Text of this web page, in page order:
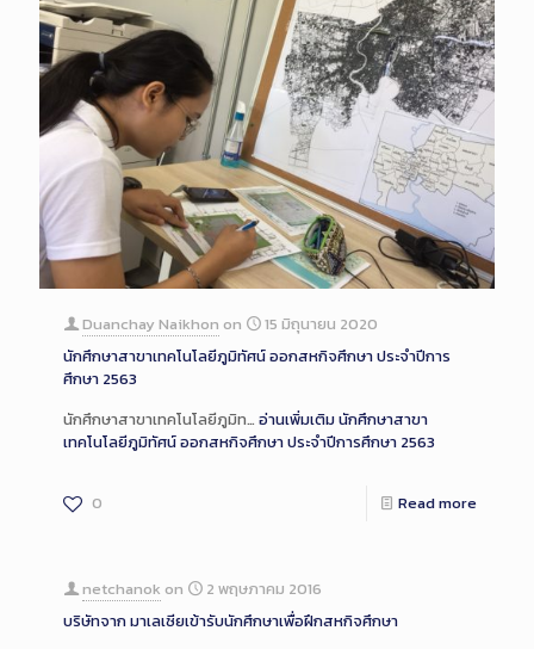
Duanchay Naikhon on
15 มิถุนายน 2020
นักศึกษาสาขาเทคโนโลยีภูมิทัศน์ ออกสหกิจศึกษา ประจำปีการ
ศึกษา 2563
นักศึกษาสาขาเทคโนโลยีภูมิท… อ่านเพิ่มเติมนักศึกษาสาขา
เทคโนโลยีภูมิทัศน์ ออกสหกิจศึกษา ประจำปีการศึกษา 2563
0 Read more
netchanok on
2 พฤษภาคม 2016
บริษัทจาก มาเลเซียเข้ารับนักศึกษาเพื่อฝึกสหกิจศึกษา